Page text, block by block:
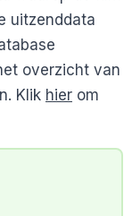
uitzenddata
overzicht van
Klik hier om